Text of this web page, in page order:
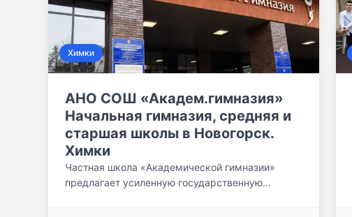
Химки
АНО СОШ «Академ.гимназия»
Начальная гимназия, средняя и
старшая школы в Новогорск.
Химки
Частная школа «Академической гимназии»
предлагает усиленную государственную